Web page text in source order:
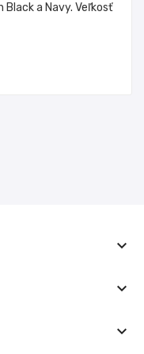
a Navy. Veľkosť
keyboard_arrow_down
keyboard_arrow_down
keyboard_arrow_down